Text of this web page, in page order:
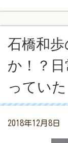
石橋和
か！？
っていた
2018年12月8日